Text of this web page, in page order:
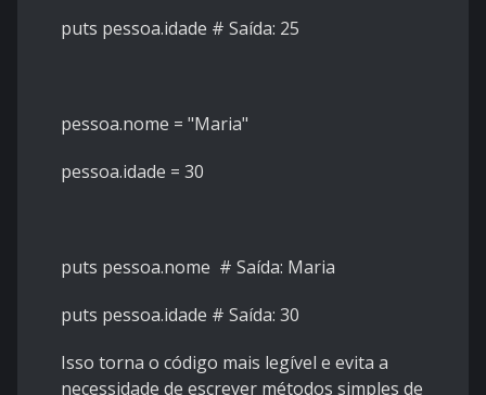
puts pessoa.idade # Saída: 25
pessoa.nome = "Maria"
pessoa.idade = 30
puts pessoa.nome # Saída: Maria
puts pessoa.idade # Saída: 30
Isso torna o código mais legível e evita a
necessidade de escrever métodos simples de